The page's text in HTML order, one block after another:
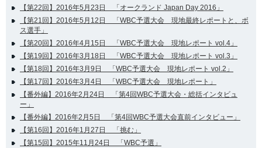
【第22回】2016年5月23日 「オークランド Japan Day 2016」
【第21回】2016年5月12日 「WBC予選大会 現地最終レポートと、ボ
ス選手」
【第20回】2016年4月15日 「WBC予選大会 現地レポート vol.4」
【第19回】2016年3月18日 「WBC予選大会 現地レポート vol.3」
【第18回】2016年3月9日 「WBC予選大会 現地レポート vol.2」
【第17回】2016年3月4日 「WBC予選大会 現地レポート」
【番外編】2016年2月24日 「第4回WBC予選大会・総括インタビュ
ー」
【番外編】2016年2月5日 「第4回WBC予選大会直前インタビュー」
【第16回】2016年1月27日 「挑む」
【第15回】2015年11月24日 「WBC予選」